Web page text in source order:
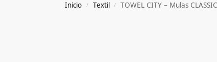
Inicio / Textil / TOWEL CITY – Mulas